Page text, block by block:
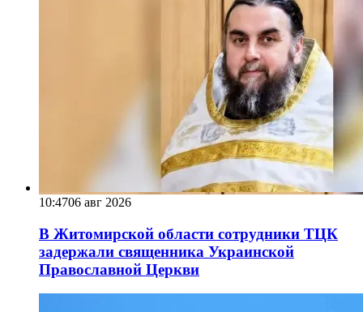
10:4706 авг 2026
В Житомирской области сотрудники ТЦК
задержали священника Украинской
Православной Церкви